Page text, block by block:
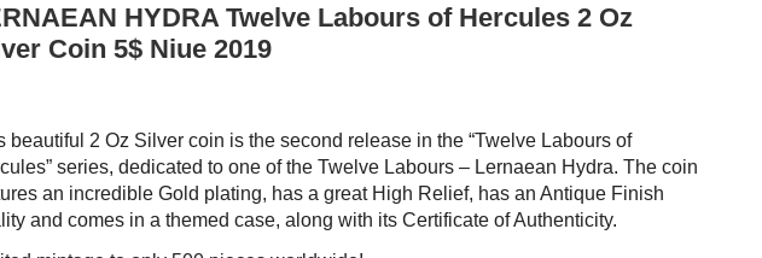
HYDRA Twelve Labours of Hercules 2 Oz
Coin 5$ Niue 2019
beautiful 2 Oz Silver coin is the second release in the “Twelve Labours of
series, dedicated to one of the Twelve Labours – Lernaean Hydra. The coin
an incredible Gold plating, has a great High Relief, has an Antique Finish
and comes in a themed case, along with its Certificate of Authenticity.